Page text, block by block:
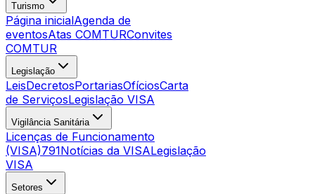
Turismo
Página inicialAgenda de
eventosAtas COMTURConvites
COMTUR
Legislação
LeisDecretosPortariasOfíciosCarta
de ServiçosLegislação VISA
Vigilância Sanitária
Licenças de Funcionamento
(VISA)791Notícias da VISALegislação
VISA
Setores